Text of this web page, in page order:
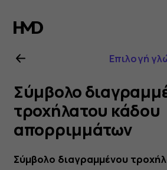
Οδηγίες
χρήσης
Nokia
4.2
Επιλογή
Σύμβολο
τροχήλατου κάδου
απορριμμάτων
Σύμβολο διαγραμμένου